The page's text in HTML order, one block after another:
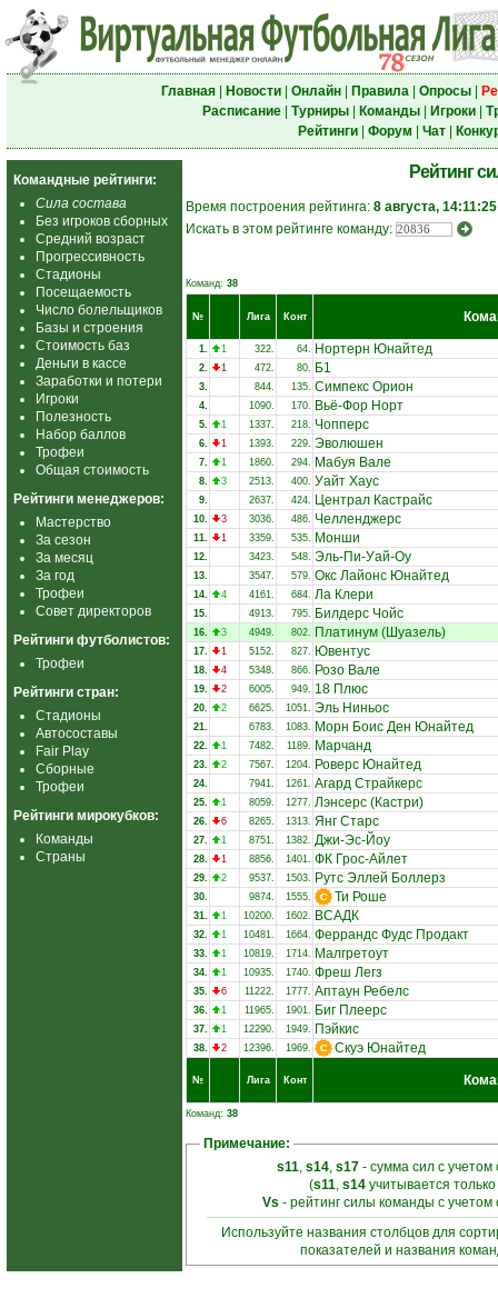
Главная| Новости| Онлайн| Правила| Опросы|
Расписание| Турниры| Команды| Игроки|
Рейтинги| Форум Чат|
Командные рейтинги:
Сила состава
Без игроков сборных
Средний возраст
Прогрессивность
Стадионы
Посещаемость
Число болельщиков
Базы и строения
Стоимость баз
Деньги в кассе
Заработки и потери
Игроки
Полезность
Набор баллов
Трофеи
Общая стоимость
Рейтинги менеджеров:
Мастерство
За сезон
За месяц
За год
Трофеи
Совет директоров
Рейтинги футболистов:
Трофеи
Рейтинги стран:
Стадионы
Автосоставы
Fair Play
Сборные
Трофеи
Рейтинги мирокубков:
Команды
Страны
Рейтинг
Время построения рейтинга: 8 августа, 14:11:25
Искать в этом рейтинге команду:
Команд: 38
№ Лига Конт
1. 1 322. 64. Нортерн Юнайтед
2. 1 472. 80. Б1
3. 844. 135. Симпекс Орион
4. 1090. 170. Вьё-Фор Норт
5. 1 1337. 218. Чопперс
6. 1 1393. 229. Эволюшен
7. 1 1860. 294. Мабуя Вале
8. 3 2513. 400. Уайт Хаус
9. 2637. 424. Централ Кастрайс
10. 3 3036. 486. Челленджерс
11. 1 3359. 535. Монши
12. 3423. 548. Эль-Пи-Уай-Оу
13. 3547. 579. Окс Лайонс Юнайтед
14. 4 4161. 684. Ла Клери
15. 4913. 795. Билдерс Чойс
16. 3 4949. 802. Платинум (Шуазель)
17. 1 5152. 827. Ювентус
18. 4 5348. 866. Розо Вале
19. 2 6005. 949. 18 Плюс
20. 2 6625. 1051. Эль Ниньос
21. 6783. 1083. Морн Боис Ден Юнайтед
22. 1 7482. 1189. Марчанд
23. 2 7567. 1204. Роверс Юнайтед
24. 7941. 1261. Агард Страйкерс
25. 1 8059. 1277. Лэнсерс (Кастри)
26. 6 8265. 1313. Янг Старс
27. 1 8751. 1382. Джи-Эс-Йоу
28. 1 8856. 1401. ФК Грос-Айлет
29. 2 9537. 1503. Рутс Эллей Боллерз
30. 9874. 1555. Ти Роше
31. 1 10200. 1602. ВСАДК
32. 1 10481. 1664. Феррандс Фудс Продакт
33. 1 10819. 1714. Малгретоут
34. 1 10935. 1740. Фреш Легз
35. 6 11222. 1777. Аптаун Ребелс
36. 1 11965. 1901. Биг Плеерс
37. 1 12290. 1949. Пэйкис
38. 2 12396. 1969. Скуэ Юнайтед
№ Лига Конт
Команд: 38
Примечание:
s11, s14, s17- сумма сил с учетом
(s11, s14 учитывается
Vs - рейтинг силы команды с
Используйте названия столбцов для
показателей и названия